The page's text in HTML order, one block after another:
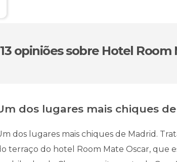
13 opiniõessobre Hotel Room
dos lugares mais chiques
dos lugares mais chiques de Madrid.
terraço do hotel Room Mate Oscar, que